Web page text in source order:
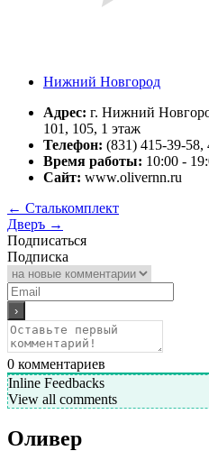
Нижний Новгород
Адрес: г. Нижний
101, 105, 1 этаж
Телефон: (831) 415-39-58,
Время работы: 10:00 -
Сайт: www.olivernn.ru
← Сталькомплект
Дверъ →
Подписаться
Подписка
0 комментариев
Inline Feedbacks
View all comments
Оливер